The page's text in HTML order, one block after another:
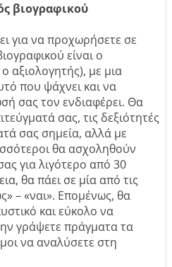
βιογραφικού
για να προχωρήσετε σε
είναι ο
αξιολογητής), με μια
που ψάχνει και να
σας τον ενδιαφέρει. Θα
σας, τις δεξιότητές
σας σημεία, αλλά με
θα ασχοληθούν
για λιγότερο από 30
θα πάει σε μία από τις
– «ναι». Επομένως, θα
και εύκολο να
γράψετε πράγματα τα
να αναλύσετε στη